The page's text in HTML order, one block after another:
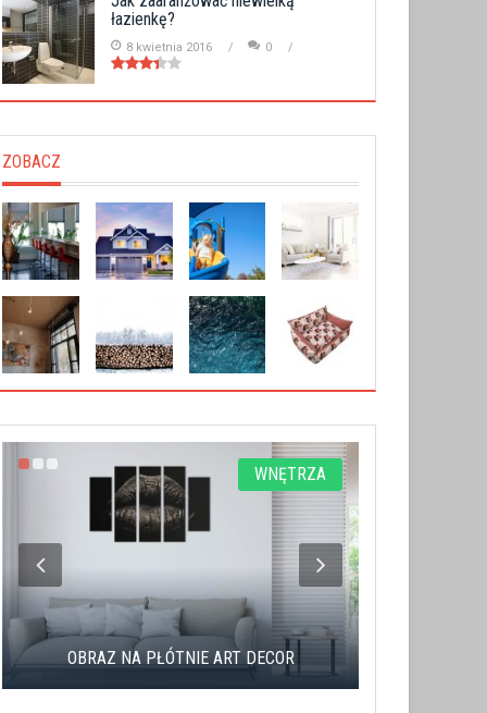
łazienkę?
8 kwietnia 2016 0
ZOBACZ
WNĘTRZA
OBRAZ NA PŁÓTNIE ART DECOR